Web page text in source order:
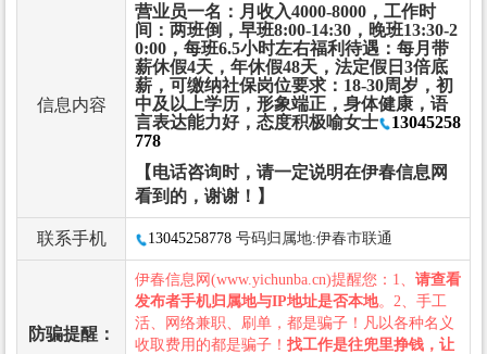
信息内容
营业员一名：月收入4000-8000，工作时
间：两班倒，早班8:00-14:30，晚班13:30-2
0:00，每班6.5小时左右福利待遇：每月带
薪休假4天，年休假48天，法定假日3倍底
薪，可缴纳社保岗位要求：18-30周岁，初
中及以上学历，形象端正，身体健康，语
言表达能力好，态度积极喻女士
13045258
778
【电话咨询时，请一定说明在伊春信息网
看到的，谢谢！】
联系手机 13045258778 号码归属地:伊春市联通
防骗提醒：
伊春信息网(www.yichunba.cn)提醒您：1、 请查看
发布者手机归属地与IP地址是否本地。2、手工
活、网络兼职、刷单，都是骗子！凡以各种名义
收取费用的都是骗子！ 找工作是往兜里挣钱，让